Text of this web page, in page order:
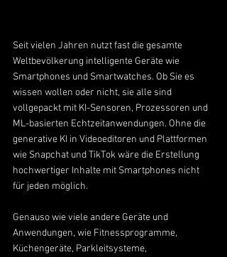
Seit vielen Jahren nutzt fast die gesamte
Weltbevölkerung intelligente Geräte wie
Smartphones und Smartwatches. Ob Sie es
wissen wollen oder nicht, sie alle sind
vollgepackt mit KI-Sensoren, Prozessoren und
ML-basierten Echtzeitanwendungen. Ohne die
generative KI in Videoeditoren und Plattformen
wie Snapchat und TikTok wäre die Erstellung
hochwertiger Inhalte mit Smartphones nicht
für jeden möglich.
Genauso wie viele andere Geräte und
Anwendungen, wie Fitnessprogramme,
Küchengeräte, Parkleitsysteme,